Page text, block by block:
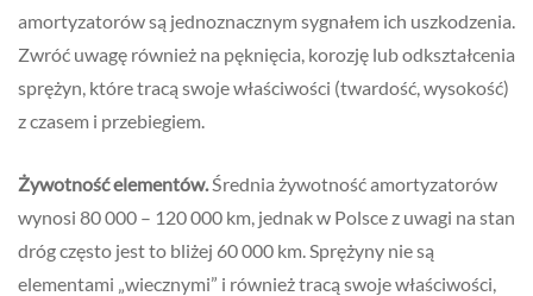
amortyzatorów są jednoznacznym sygnałem ich uszkodzenia.
Zwróć uwagę również na pęknięcia, korozję lub odkształcenia
sprężyn, które tracą swoje właściwości (twardość, wysokość)
z czasem i przebiegiem.
Żywotność elementów. Średnia żywotność amortyzatorów
wynosi 80 000 – 120 000 km, jednak w Polsce z uwagi na stan
dróg często jest to bliżej 60 000 km. Sprężyny nie są
elementami „wiecznymi” i również tracą swoje właściwości,